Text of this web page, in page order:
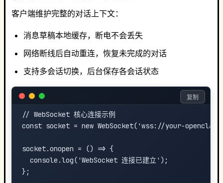
客户端维护完整的对话上下文：
消息草稿本地缓存，断电不会丢失
网络断线后自动重连，恢复未完成的对话
支持多会话切换，后台保存各会话状态
// WebSocket 核心连接示例
const socket = new WebSocket('wss://your-
socket.onopen = () => {
  console.log('WebSocket 连接已建立');
};
复制